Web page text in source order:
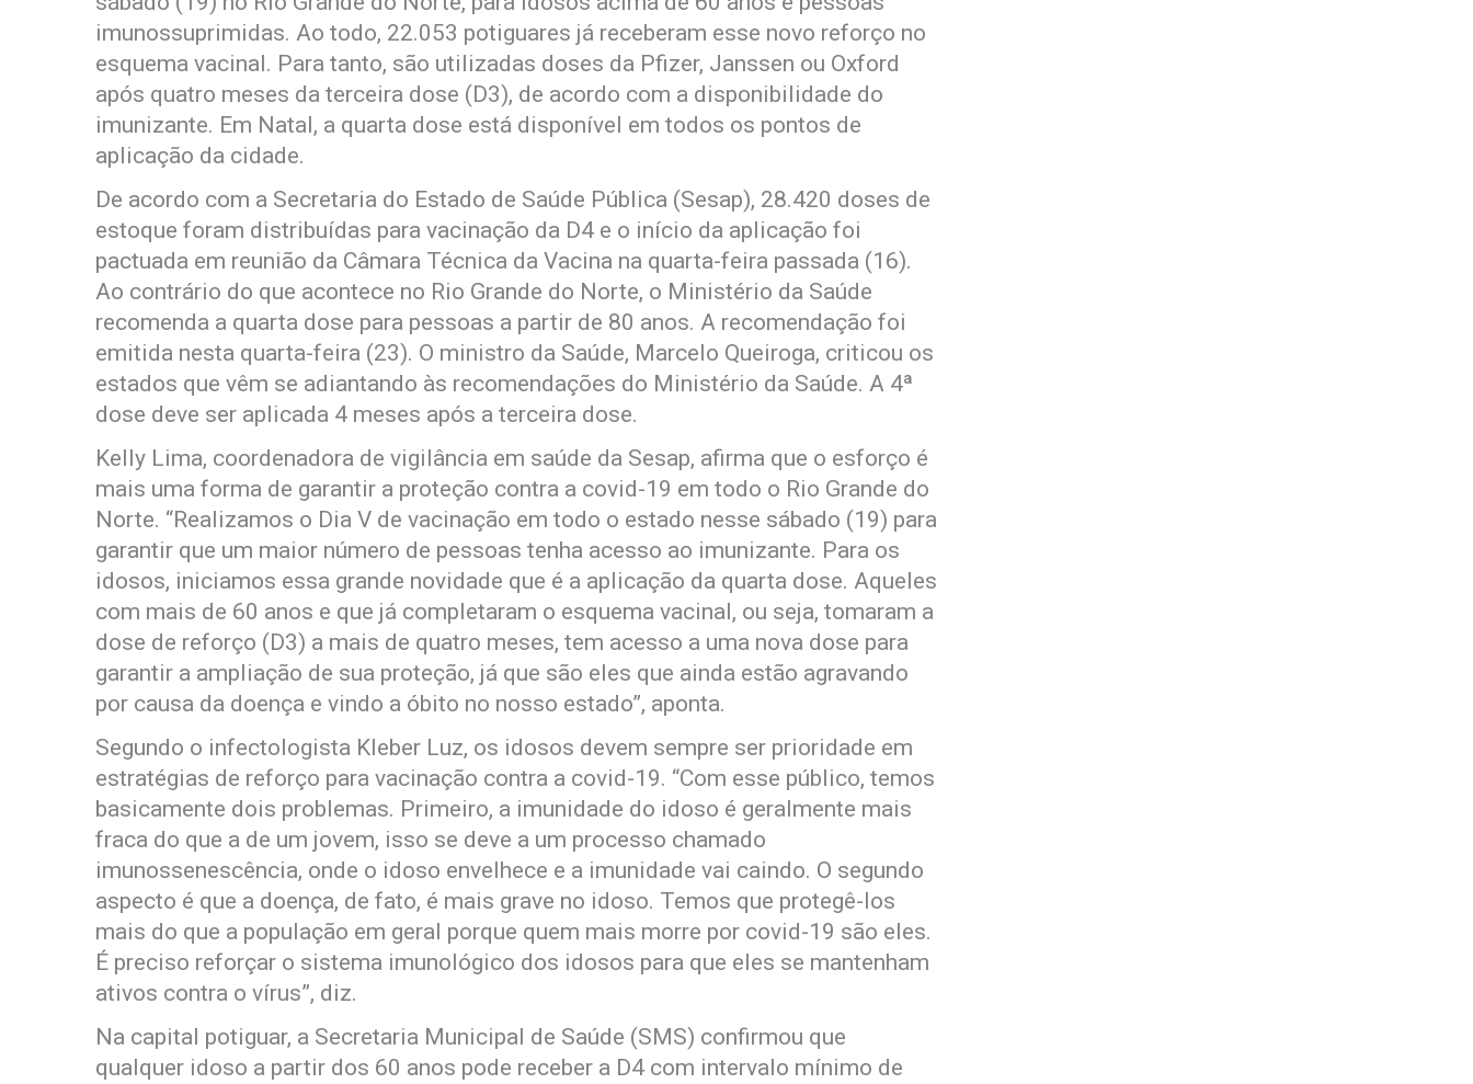
imunossuprimidas. Ao todo, 22.053 potiguares já receberam esse novo reforço no
esquema vacinal. Para tanto, são utilizadas doses da Pfizer, Janssen ou Oxford
após quatro meses da terceira dose (D3), de acordo com a disponibilidade do
imunizante. Em Natal, a quarta dose está disponível em todos os pontos de
aplicação da cidade.
De acordo com a Secretaria do Estado de Saúde Pública (Sesap), 28.420 doses de
estoque foram distribuídas para vacinação da D4 e o início da aplicação foi
pactuada em reunião da Câmara Técnica da Vacina na quarta-feira passada (16).
Ao contrário do que acontece no Rio Grande do Norte, o Ministério da Saúde
recomenda a quarta dose para pessoas a partir de 80 anos. A recomendação foi
emitida nesta quarta-feira (23). O ministro da Saúde, Marcelo Queiroga, criticou os
estados que vêm se adiantando às recomendações do Ministério da Saúde. A 4ª
dose deve ser aplicada 4 meses após a terceira dose.
Kelly Lima, coordenadora de vigilância em saúde da Sesap, afirma que o esforço é
mais uma forma de garantir a proteção contra a covid-19 em todo o Rio Grande do
Norte. “Realizamos o Dia V de vacinação em todo o estado nesse sábado (19) para
garantir que um maior número de pessoas tenha acesso ao imunizante. Para os
idosos, iniciamos essa grande novidade que é a aplicação da quarta dose. Aqueles
com mais de 60 anos e que já completaram o esquema vacinal, ou seja, tomaram a
dose de reforço (D3) a mais de quatro meses, tem acesso a uma nova dose para
garantir a ampliação de sua proteção, já que são eles que ainda estão agravando
por causa da doença e vindo a óbito no nosso estado”, aponta.
Segundo o infectologista Kleber Luz, os idosos devem sempre ser prioridade em
estratégias de reforço para vacinação contra a covid-19. “Com esse público, temos
basicamente dois problemas. Primeiro, a imunidade do idoso é geralmente mais
fraca do que a de um jovem, isso se deve a um processo chamado
imunossenescência, onde o idoso envelhece e a imunidade vai caindo. O segundo
aspecto é que a doença, de fato, é mais grave no idoso. Temos que protegê-los
mais do que a população em geral porque quem mais morre por covid-19 são eles.
É preciso reforçar o sistema imunológico dos idosos para que eles se mantenham
ativos contra o vírus”, diz.
Na capital potiguar, a Secretaria Municipal de Saúde (SMS) confirmou que
qualquer idoso a partir dos 60 anos pode receber a D4 com intervalo mínimo de